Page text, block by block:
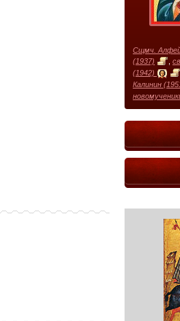
Сщмч. Алфей
(1937)
(1942)
Калинин